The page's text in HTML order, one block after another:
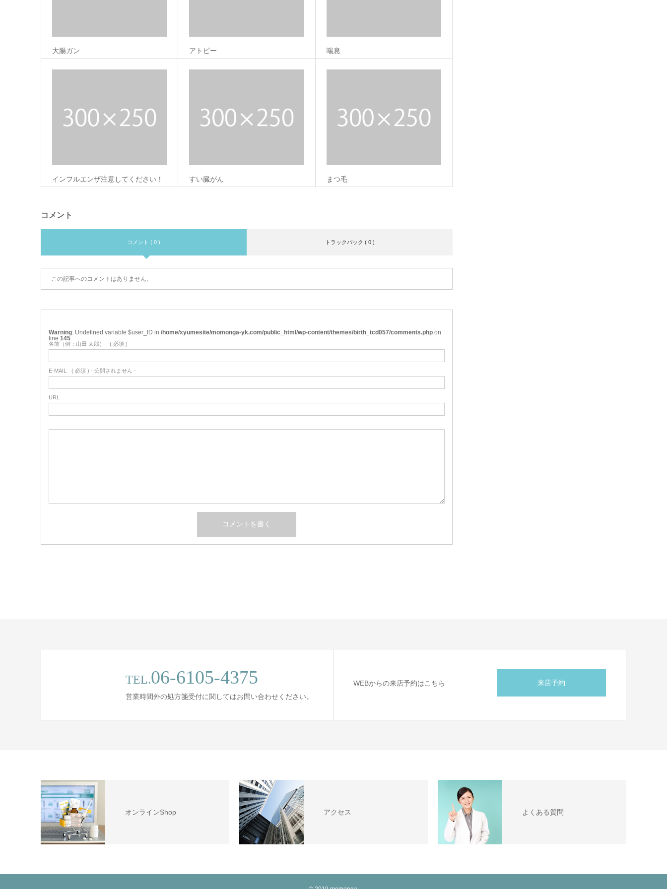
大腸ガン アトピー 喘息
インフルエンザ注意してください！ すい臓がん まつ毛
コメント
コメント ( 0 ) トラックバック ( 0 )
この記事へのコメントはありません。
Warning : Undefined variable $user_ID in /home/xyumesite/momonga-yk.com/public_html/wp-content/themes/birth_tcd057/comments.php on
line 145
名前（例：山田 太郎） ( 必須 )
E-MAIL ( 必須 ) - 公開されません -
URL
TEL.06-6105-4375
営業時間外の処方箋受付に関してはお問い合わせください。
WEBからの来店予約はこちら 来店予約
オンラインShop アクセス よくある質問